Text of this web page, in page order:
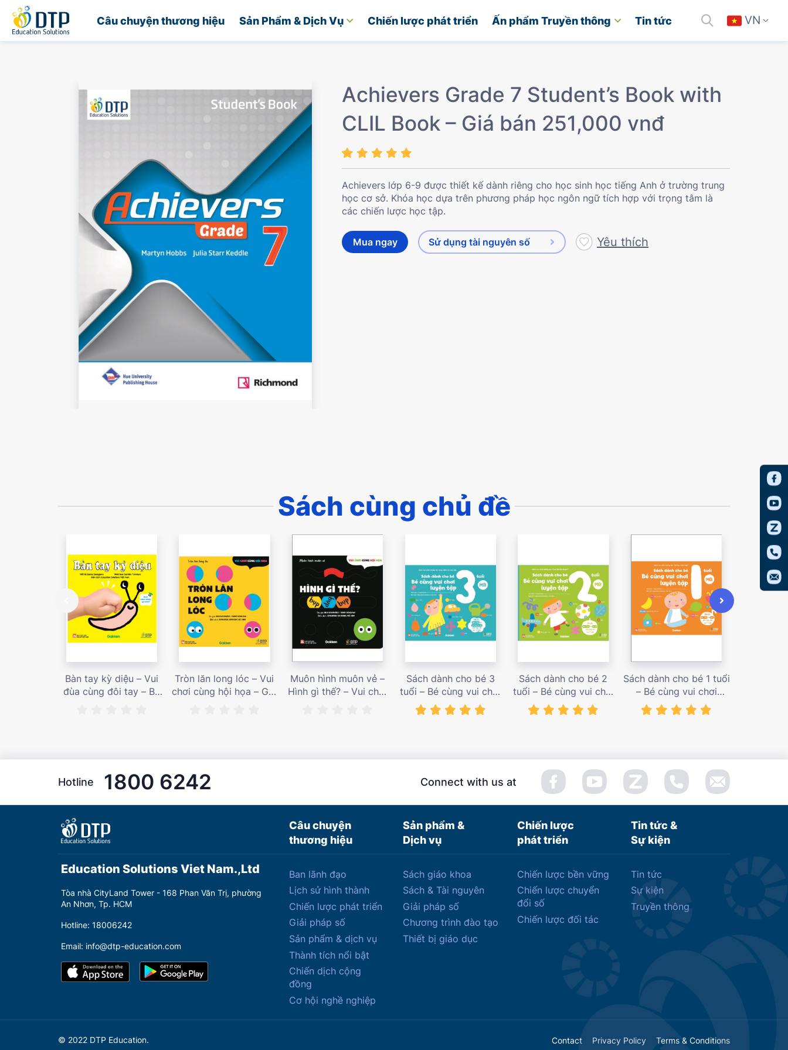
Câu chuyện thương hiệu Sản Phẩm & Dịch Vụ Chiến lược phát triển Ấn phẩm Truyền thông Tin tức VN
Trang chủ
Achievers Grade 7 Student’s Book with
CLIL Book – Giá bán 251,000 vnđ
Achievers lớp 6-9 được thiết kế dành riêng cho học sinh học tiếng Anh ở trường trung
học cơ sở. Khóa học dựa trên phương pháp học ngôn ngữ tích hợp với trọng tâm là
các chiến lược học tập.
Mua ngay Sử dụng tài nguyên số Yêu thích
Sách cùng chủ đề
Bàn tay kỳ diệu – Vui
đùa cùng đôi tay – Bé
Tròn lăn long lóc – Vui
chơi cùng hội họa – Giá
Muôn hình muôn vẻ –
Hình gì thế? – Vui chơi
Sách dành cho bé 3
tuổi – Bé cùng vui chơi
luyện tập – Sách vui
chơi tương tác tăng
Sách dành cho bé 2
tuổi – Bé cùng vui chơi
luyện tập – Sách vui
chơi tương tác Con đã
Sách dành cho bé 1 tuổi
– Bé cùng vui chơi
luyện tập – Sách vui
chơi tương tác Bé học
Hotline 1800 6242 Connect with us at
Câu chuyện
thương hiệu
Sản phẩm &
Dịch vụ
Chiến lược
phát triển
Tin tức &
Sự kiện
Education Solutions Viet Nam.,Ltd
Tòa nhà CityLand Tower - 168 Phan Văn Trị, phường
An Nhơn, Tp. HCM
Hotline: 18006242
Email: info@dtp-education.com
Ban lãnh đạo
Lịch sử hình thành
Chiến lược phát triển
Giải pháp số
Sản phẩm & dịch vụ
Thành tích nổi bật
Chiến dịch cộng
đồng
Cơ hội nghề nghiệp
Sách giáo khoa
Sách & Tài nguyên
Giải pháp số
Chương trình đào tạo
Thiết bị giáo dục
Chiến lược bền vững
Chiến lược chuyển
đổi số
Chiến lược đối tác
Tin tức
Sự kiện
Truyền thông
© 2022 DTP Education. Contact Privacy Policy Terms & Conditions